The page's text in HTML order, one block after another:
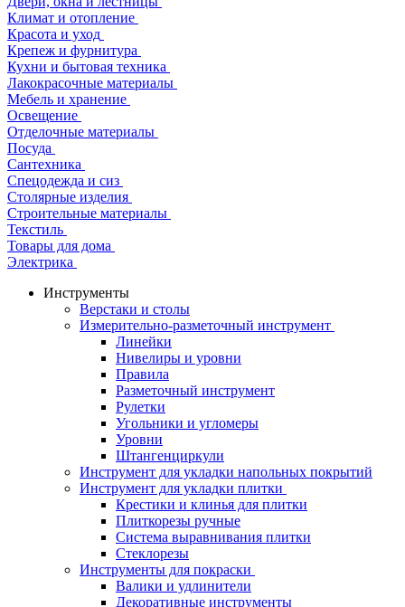
Климат и отопление
Красота и уход
Крепеж и фурнитура
Кухни и бытовая техника
Лакокрасочные материалы
Мебель и хранение
Освещение
Отделочные материалы
Посуда
Сантехника
Спецодежда и сиз
Столярные изделия
Строительные материалы
Текстиль
Товары для дома
Электрика
Инструменты
Верстаки и столы
Измерительно-разметочный инструмент
Линейки
Нивелиры и уровни
Правила
Разметочный инструмент
Рулетки
Угольники и угломеры
Уровни
Штангенциркули
Инструмент для укладки напольных покрытий
Инструмент для укладки плитки
Крестики и клинья для плитки
Плиткорезы ручные
Система выравнивания плитки
Стеклорезы
Инструменты для покраски
Валики и удлинители
Декоративные инструменты